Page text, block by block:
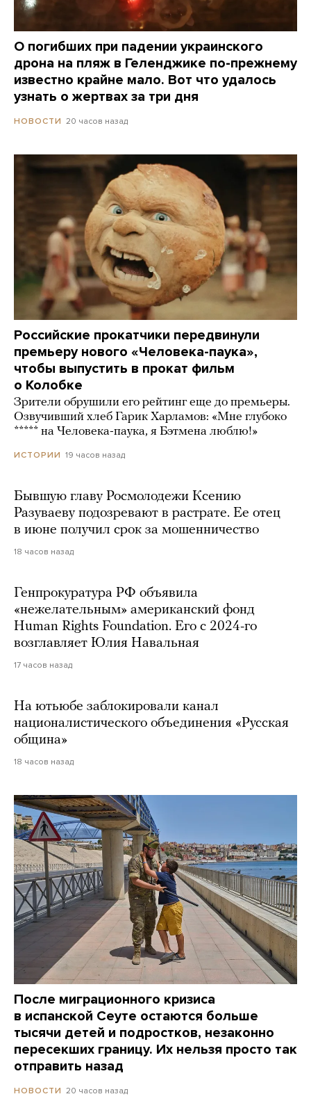
О погибших при падении украинского
дрона на пляж в Геленджике по-прежнему
известно крайне мало. Вот что удалось
узнать о жертвах за три дня
НОВОСТИ 20 часов назад
Российские прокатчики передвинули
премьеру нового «Человека-паука»,
чтобы выпустить в прокат фильм
о Колобке
Зрители обрушили его рейтинг еще до премьеры.
Озвучивший хлеб Гарик Харламов: «Мне глубоко
***** на Человека-паука, я Бэтмена люблю!»
ИСТОРИИ 19 часов назад
Бывшую главу Росмолодежи Ксению
Разуваеву подозревают в растрате. Ее отец
в июне получил срок за мошенничество
18 часов назад
Генпрокуратура РФ объявила
«нежелательным» американский фонд
Human Rights Foundation. Его с 2024-го
возглавляет Юлия Навальная
17 часов назад
На ютьюбе заблокировали канал
националистического объединения «Русская
община»
18 часов назад
После миграционного кризиса
в испанской Сеуте остаются больше
тысячи детей и подростков, незаконно
пересекших границу. Их нельзя просто так
отправить назад
НОВОСТИ 20 часов назад